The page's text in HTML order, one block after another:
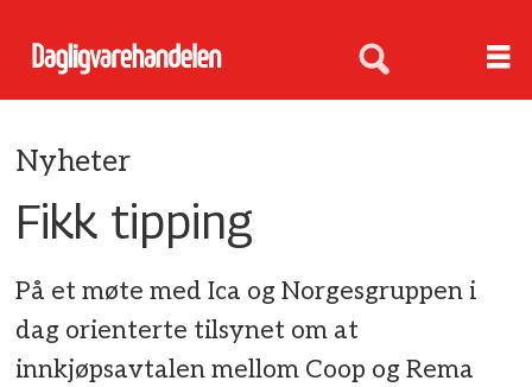
Nyheter
Fikk tipping
På et møte med Ica og Norgesgruppen i
dag orienterte tilsynet om at
innkjøpsavtalen mellom Coop og Rema